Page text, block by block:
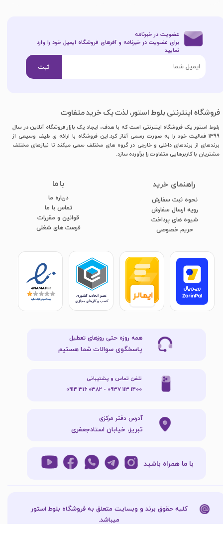
فروشگاه اینترنتی بلوط استور، لذت یک خرید متفاوت
بلوط استور یک فروشگاه اینترنتی است که با هدف، ایجاد یک بازار فروشگاه آنلاین در سال
1399 فعالیت خود را به صورت رسمی آغاز کرد.این فروشگاه با ارائه ی طیف وسیعی از
برندهای از برندهای داخلی و خارجی در گروه های مختلف سعی میکند تا نیازهای مختلف
مشتریان با کاربرهایی متفاوت را برآورده سازد.
با ما
درباره ما
تماس با ما
قوانین و مقررات
فرصت های شغلی
​راهنمای خرید
نحوه ثبت سفارش
رویه ارسال سفارش
شیوه های پرداخت
​​​​​​​حریم خصوصی
با ما همراه باشید
همه روزه حتی روزهای تعطیل
پاسخگوی سوالات شما هستیم
آدرس دفتر مرکزی
تبریز، خیابان استادجعفری
تلفن تماس و پشتیبانی
1400 113 0937 - 0382 316 0914
عضویت در خبرنامه
برای عضویت در خبرنامه و آفرهای فروشگاه ایمیل خود را وارد
نمایید​​​​​​​
ثبت
کلیه حقوق برند و وبسایت متعلق به فروشگاه بلوط استور
میباشد.​​​​​​​